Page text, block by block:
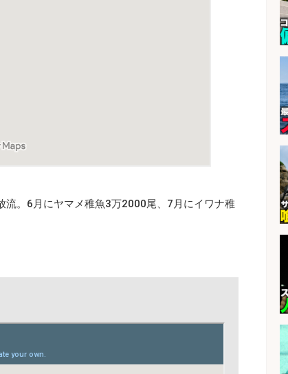
。6月にヤマメ稚魚3万2000尾、7月にイワナ稚